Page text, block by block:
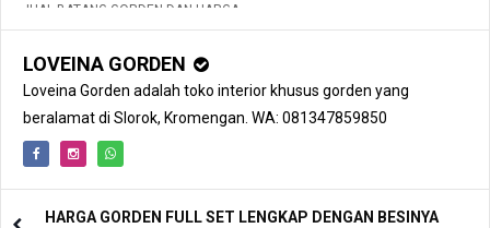
JUAL BATANG GORDEN DAN HARGA
LOVEINA GORDEN
Loveina Gorden adalah toko interior khusus gorden yang
beralamat di Slorok, Kromengan. WA: 081347859850
HARGA GORDEN FULL SET LENGKAP DENGAN BESINYA